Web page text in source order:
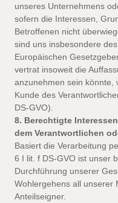
unseres Unternehmens
sofern die Interessen,
Betroffenen nicht
sind uns insbesondere
Europäischen
vertrat insoweit die
anzunehmen sein könnte,
Kunde des
DS-GVO).
8. Berechtigte
dem Verantwortlichen
Basiert die Verarbeitung
6 I lit. f DS-GVO ist unser
Durchführung unserer
Wohlergehens all unserer
Anteilseigner.